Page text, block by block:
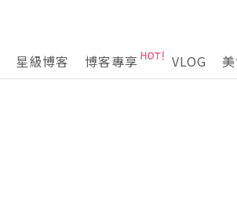
星級博客 博客專享 VLOG